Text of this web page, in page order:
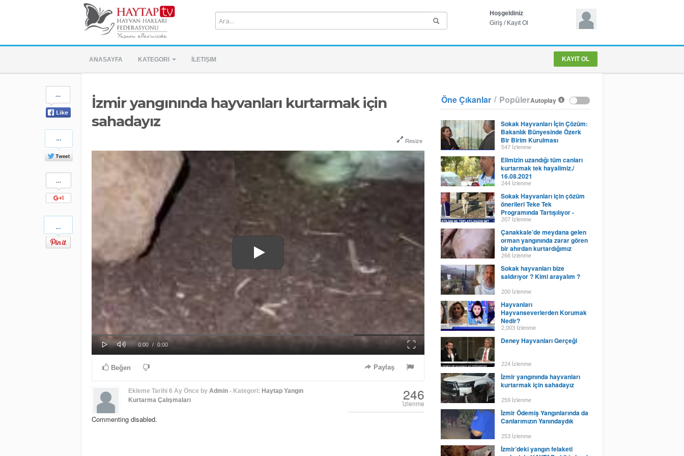
Hoşgeldiniz
Giriş/ Kayıt Ol
ANASAYFA KATEGORI İLETIŞIM KAYIT OL
on
Facebook
Share
on
Twitter
Share
on
Google+
Pinterest
İzmir yangınında hayvanları kurtarmak için
sahadayız
Resize
Current
0:00 / Duration
0:00
Fullscreen
Beğen Paylaş
Ekleme Tarihi 6 Ay Önce by Admin- Kategori: Haytap Yangın
Kurtarma Çalışmaları
246
i̇zlenme
Commenting disabled.
Autoplay
Öne Çıkanlar / Popüler
Sokak Hayvanları İçin Çözüm:
Bakanlık Bünyesinde Özerk
Bir Birim Kurulması
547 İzlenme
Elimizin uzandığı tüm canları
kurtarmak tek hayalimiz./
16.08.2021
244 İzlenme
Sokak Hayvanları için çözüm
önerileri Teke Tek
Programında Tartışılıyor -
Habertürk - 15 Kasım 2022
207 İzlenme
Çanakkale’de meydana gelen
orman yangınında zarar gören
bir ahırdan kurtardığımız
hayvanlar, Haytap
266 İzlenme
Sokak hayvanları bize
saldırıyor ? Kimi arayalım ?
200 İzlenme
Hayvanları
Hayvanseverlerden Korumak
Nedir?
2,003 İzlenme
Deney Hayvanları Gerçeği
224 İzlenme
İzmir yangınında hayvanları
kurtarmak için sahadayız
259 İzlenme
İzmir Ödemiş Yangınlarında da
Canlarımızın Yanındaydık
253 İzlenme
İzmir’deki yangın felaketi